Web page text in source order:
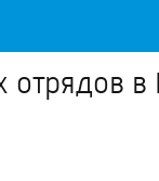
в